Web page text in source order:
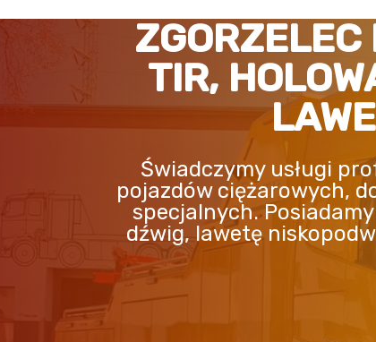
ZGORZELEC
TIR,
Świadczymy usługi
pojazdów ciężarowych,
specjalnych.
dźwig, lawetę